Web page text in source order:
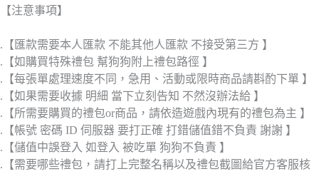
【注意事項】
.【匯款需要本人匯款 不能其他人匯款 不接受第三方 】
.【如購買特殊禮包 幫狗狗附上禮包路徑 】
.【每張單處理速度不同，急用、活動或限時商品請斟酌下單 】
.【如果需要收據 明細 當下立刻告知 不然沒辦法給 】
.【所需要購買的禮包or商品，請依造遊戲內現有的禮包為主 】
.【帳號 密碼 ID 伺服器 要打正確 打錯儲值錯不負責 謝謝 】
.【儲值中誤登入 如登入 被吃單 狗狗不負責 】
.【需要哪些禮包，請打上完整名稱以及禮包截圖給官方客服核